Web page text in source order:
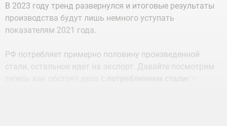
В 2023 году тренд развернулся и итоговые результаты
производства будут лишь немного уступать
показателям 2021 года.
РФ потребляет примерно половину произведенной
стали, остальное идет на экспорт. Давайте посмотрим